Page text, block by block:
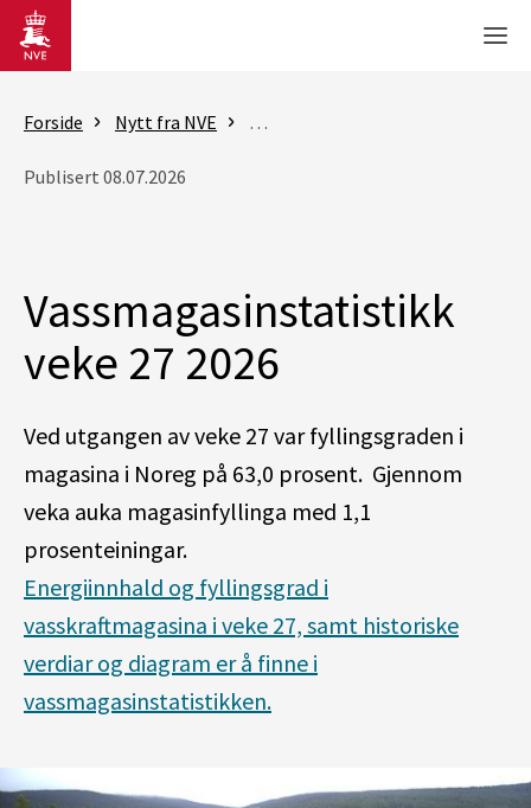
Gå til hovedinnhold
Forside Nytt fra NVE Rapporter - vassmagasinstatistikk
Publisert 08.07.2026
Vassmagasinstatistikk
veke 27 2026
Ved utgangen av veke 27 var fyllingsgraden i
magasina i Noreg på 63,0 prosent. Gjennom
veka auka magasinfyllinga med 1,1
prosenteiningar.
Energiinnhald og fyllingsgrad i
vasskraftmagasina i veke 27, samt historiske
verdiar og diagram er å finne i
vassmagasinstatistikken.